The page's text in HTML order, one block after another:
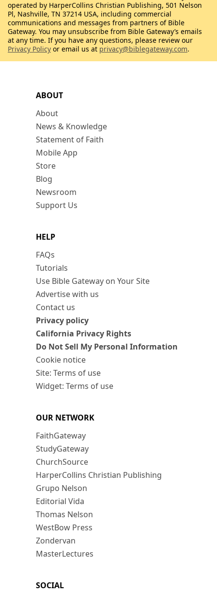
ABOUT
About
News & Knowledge
Statement of Faith
Mobile App
Store
Blog
Newsroom
Support Us
HELP
FAQs
Tutorials
Use Bible Gateway on Your Site
Advertise with us
Contact us
Privacy policy
California Privacy Rights
Do Not Sell My Personal Information
Cookie notice
Site: Terms of use
Widget: Terms of use
OUR NETWORK
FaithGateway
StudyGateway
ChurchSource
HarperCollins Christian Publishing
Grupo Nelson
Editorial Vida
Thomas Nelson
WestBow Press
Zondervan
MasterLectures
SOCIAL
operated by HarperCollins Christian Publishing, 501 Nelson
Pl, Nashville, TN 37214 USA, including commercial
communications and messages from partners of Bible
Gateway. You may unsubscribe from Bible Gateway’s emails
at any time. If you have any questions, please review our
Privacy Policy or email us at privacy@biblegateway.com.